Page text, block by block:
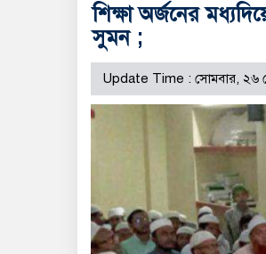
শিক্ষা অর্জনের
সুমন ;
Update Time : সোমবার, ২৬